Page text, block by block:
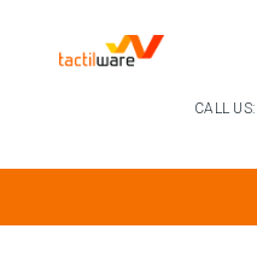
CALL US: